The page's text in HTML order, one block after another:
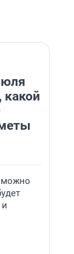
можно